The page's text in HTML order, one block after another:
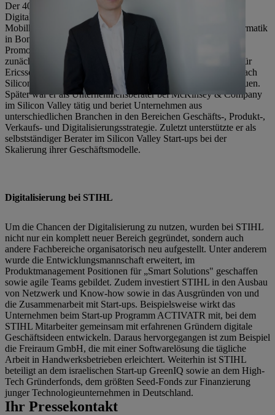
Der 40-jährige Dr. Vogt beschäftigt sich seit 14 Jahren mit der
Digitalisierung, dem Internet der Dinge sowie mit der
Mobilkommunikation. Nach einem Doppel-Studium von Informatik
in Bonn und Software Engineering in Los Angeles sowie der
Promotion am Karlsruhe Institute of Technology übernahm er
zunächst Führungsaufgaben in der Internet-Standardisierung für
Ericsson in Finnland und zog zwei Jahre später für Ericsson nach
Silicon Valley, um dort eine neue Forschergruppe mit aufzubauen.
Später war er als Unternehmensberater bei McKinsey & Company
im Silicon Valley tätig und beriet Unternehmen aus
unterschiedlichen Branchen in den Bereichen Geschäfts-, Produkt-,
Verkaufs- und Digitalisierungsstrategie. Zuletzt unterstützte er als
selbstständiger Berater im Silicon Valley Start-ups bei der
Skalierung ihrer Geschäftsmodelle.
Digitalisierung bei STIHL
Um die Chancen der Digitalisierung zu nutzen, wurden bei STIHL
nicht nur ein komplett neuer Bereich gegründet, sondern auch
andere Fachbereiche organisatorisch neu aufgestellt. Unter anderem
wurde die Entwicklungsmannschaft erweitert, im
Produktmanagement Positionen für „Smart Solutions" geschaffen
sowie agile Teams gebildet. Zudem investiert STIHL in den Ausbau
von Netzwerk und Know-how sowie in das Ausgründen von und
die Zusammenarbeit mit Start-ups. Beispielsweise wirkt das
Unternehmen beim Start-up Programm ACTIVATR mit, bei dem
STIHL Mitarbeiter gemeinsam mit erfahrenen Gründern digitale
Geschäftsideen entwickeln. Daraus hervorgegangen ist zum Beispiel
die Freiraum GmbH, die mit einer Softwarelösung die tägliche
Arbeit in Handwerksbetrieben erleichtert. Weiterhin ist STIHL
beteiligt an dem israelischen Start-up GreenIQ sowie an dem High-
Tech Gründerfonds, dem größten Seed-Fonds zur Finanzierung
junger Technologieunternehmen in Deutschland.
Ihr Pressekontakt